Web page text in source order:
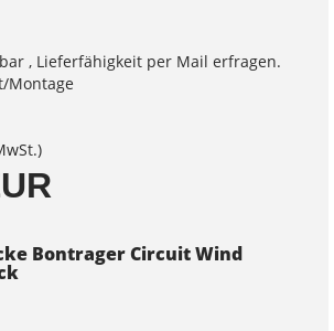
, Lieferfähigkeit per Mail erfragen.
Montage
Bontrager Circuit Wind